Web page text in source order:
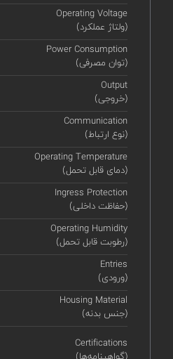
Operating Voltage
(ولتاژ عملکرد)
Power Consumption
(توان مصرفی)
Output
(خروجی)
Communication
(نوع ارتباط)
Operating Temperature
(دمای قابل تحمل)
Ingress Protection
(حفاظت داخلی)
Operating Humidity
(رطوبت قابل تحمل)
Entries
(ورودی)
Housing Material
(جنس بدنه)
Certifications